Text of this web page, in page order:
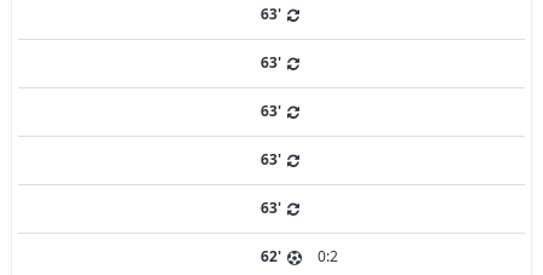
63'
63'
63'
63'
63'
62' 0:2